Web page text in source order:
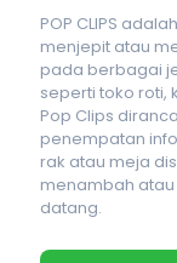
POP CLIPS
menjepit atau
pada berbagai
seperti toko roti,
Pop Clips
penempatan
rak atau meja
menambah
datang.